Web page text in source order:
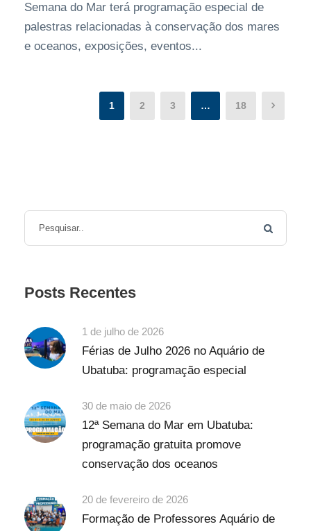
Semana do Mar terá programação especial de
palestras relacionadas à conservação dos mares
e oceanos, exposições, eventos...
1 2 3 … 18
Posts Recentes
1 de julho de 2026
Férias de Julho 2026 no Aquário de
Ubatuba: programação especial
30 de maio de 2026
12ª Semana do Mar em Ubatuba:
programação gratuita promove
conservação dos oceanos
20 de fevereiro de 2026
Formação de Professores Aquário de